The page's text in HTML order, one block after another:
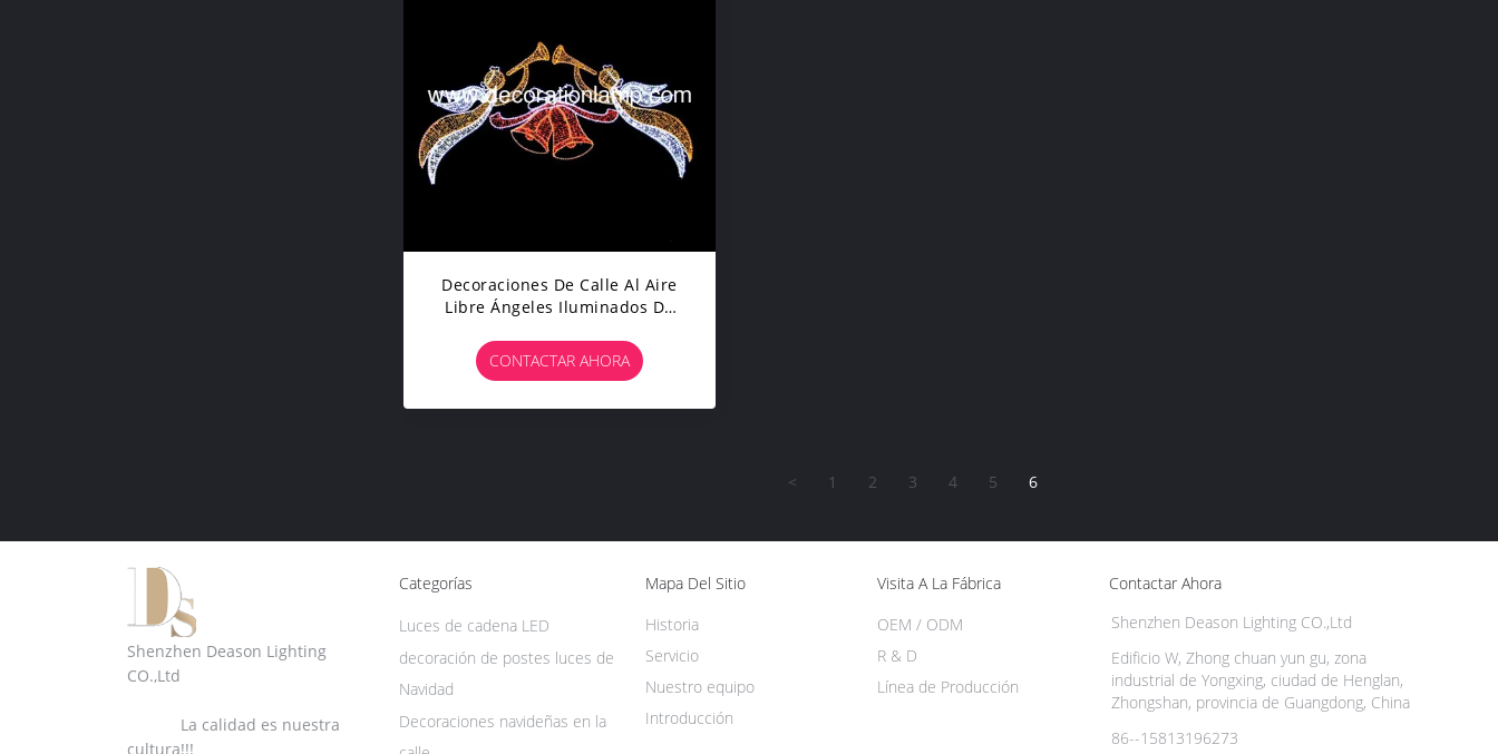
Decoraciones De Calle Al Aire
Libre Ángeles Iluminados De
CONTACTAR AHORA
< 1 2 3 4 5 6
Shenzhen Deason Lighting
CO.,Ltd
La calidad es nuestra
cultura!!!
Categorías
Luces de cadena LED
decoración de postes luces de
Navidad
Decoraciones navideñas en la
Mapa Del Sitio
Introducción
Historia
Servicio
Nuestro equipo
Visita A La Fábrica
Línea de Producción
OEM / ODM
R & D
Contactar Ahora
Shenzhen Deason Lighting CO.,Ltd
Edificio W, Zhong chuan yun gu, zona
industrial de Yongxing, ciudad de Henglan,
Zhongshan, provincia de Guangdong, China
86--15813196273